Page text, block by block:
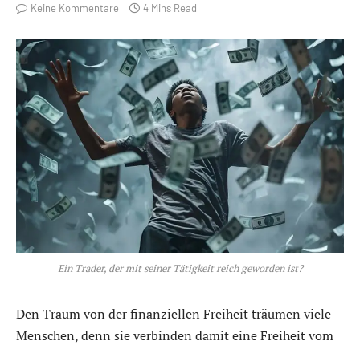
Keine Kommentare
4 Mins Read
Ein Trader, der mit seiner Tätigkeit reich geworden ist?
Den Traum von der finanziellen Freiheit träumen viele
Menschen, denn sie verbinden damit eine Freiheit vom